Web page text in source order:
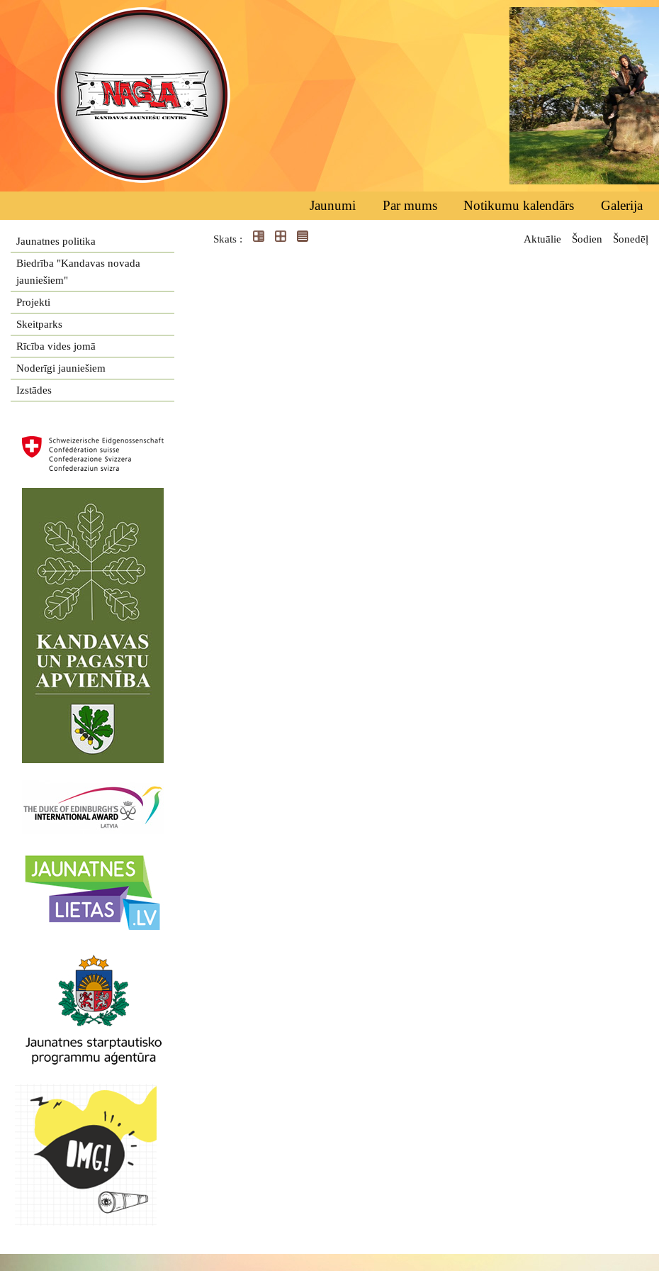
Jaunumi Par mums Notikumu kalendārs Galerija
Jaunatnes politika
Biedrība "Kandavas novada
jauniešiem"
Projekti
Skeitparks
Rīcība vides jomā
Noderīgi jauniešiem
Izstādes
Skats : Aktuālie Šodien Šonedēļ